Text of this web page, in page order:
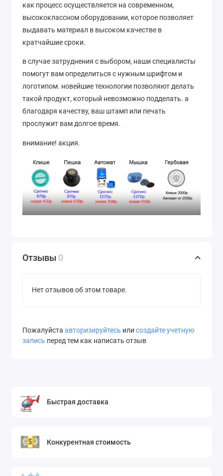
как процесс осуществляется на современном,
высококлассном оборудовании, которое позволяет
выдавать материал в высоком качестве в
кратчайшие сроки.
в случае затруднения с выбором, наши специалисты
помогут вам определиться с нужным шрифтом и
логотипом. новейшие технологии позволяют делать
такой продукт, который невозможно подделать. а
благодаря качеству, ваш штамп или печать
прослужит вам долгое время.
внимание! акция.
Отзывы 0
Нет отзывов об этом товаре.
Пожалуйста авторизируйтесь или создайте учетную
запись перед тем как написать отзыв
Быстрая доставка
Конкурентная стоимость